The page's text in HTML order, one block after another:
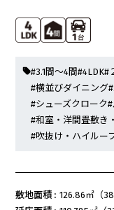
#3.1間～4間#4LDK#
#横並びダイニング
#シューズクローク
#和室・洋間畳敷き
#吹抜け・ハイルー
敷地面積 : 126.86㎡（